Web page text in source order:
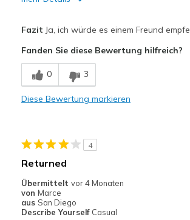
Nachteile
Need Break In
Wish they were slip on
Casual Wear
Width
Sizing
View On Shoes
Shoes are for Wearing
Fazit Ja, ich würde es einem Freund
Fanden Sie diese Bewertung hilfreich?
0 3
Diese Bewertung markieren
4
Returned
Übermittelt vor 4 Monaten
von Marce
aus San Diego
Describe Yourself Casual